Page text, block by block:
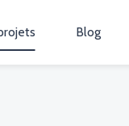
Blog